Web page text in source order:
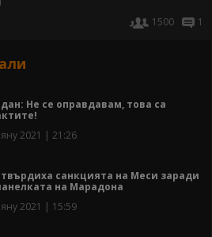
1500
1
Не се оправдавам, това са
2021 | 21:26
санкцията на Меси заради
на Марадона
2021 | 15:59